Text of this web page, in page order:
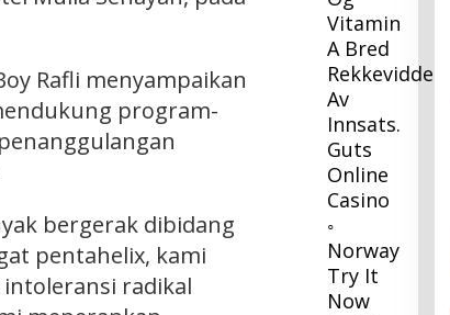
Rafli menyampaikan
program-
bergerak dibidang
pentahelix, kami
radikal
Vitamin
A Bred
Rekkevidde
Av
Innsats.
Guts
Online
Casino
◦
Norway
Try It
Now